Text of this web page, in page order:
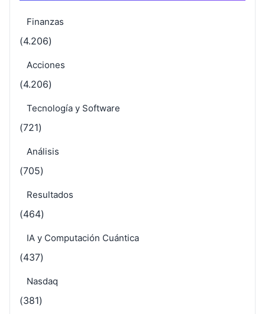
Finanzas
(4.206)
Acciones
(4.206)
Tecnología y Software
(721)
Análisis
(705)
Resultados
(464)
IA y Computación Cuántica
(437)
Nasdaq
(381)